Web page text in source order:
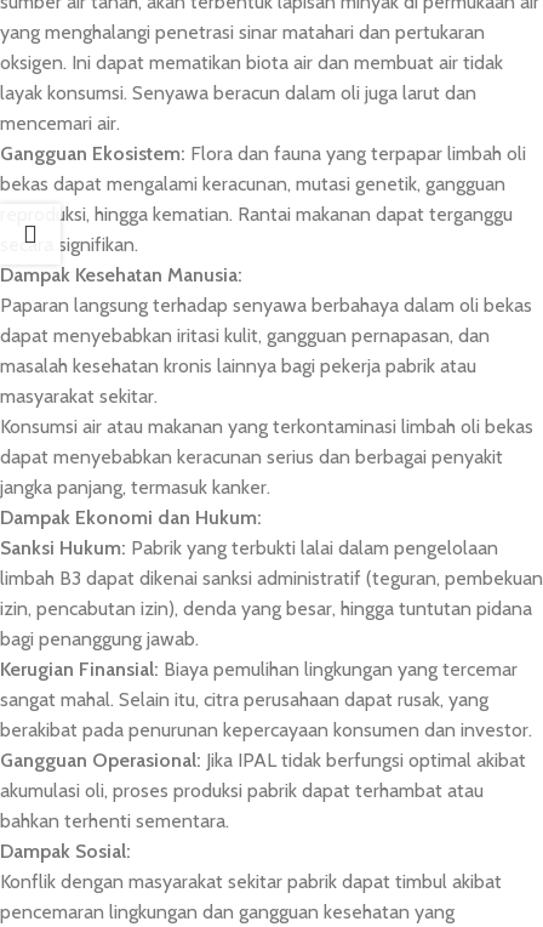
yang menghalangi penetrasi sinar matahari dan pertukaran
oksigen. Ini dapat mematikan biota air dan membuat air tidak
layak konsumsi. Senyawa beracun dalam oli juga larut dan
mencemari air.
Gangguan Ekosistem: Flora dan fauna yang terpapar limbah oli
bekas dapat mengalami keracunan, mutasi genetik, gangguan
reproduksi, hingga kematian. Rantai makanan dapat terganggu
secara signifikan.
Dampak Kesehatan Manusia:
Paparan langsung terhadap senyawa berbahaya dalam oli bekas
dapat menyebabkan iritasi kulit, gangguan pernapasan, dan
masalah kesehatan kronis lainnya bagi pekerja pabrik atau
masyarakat sekitar.
Konsumsi air atau makanan yang terkontaminasi limbah oli bekas
dapat menyebabkan keracunan serius dan berbagai penyakit
jangka panjang, termasuk kanker.
Dampak Ekonomi dan Hukum:
Sanksi Hukum: Pabrik yang terbukti lalai dalam pengelolaan
limbah B3 dapat dikenai sanksi administratif (teguran, pembekuan
izin, pencabutan izin), denda yang besar, hingga tuntutan pidana
bagi penanggung jawab.
Kerugian Finansial: Biaya pemulihan lingkungan yang tercemar
sangat mahal. Selain itu, citra perusahaan dapat rusak, yang
berakibat pada penurunan kepercayaan konsumen dan investor.
Gangguan Operasional: Jika IPAL tidak berfungsi optimal akibat
akumulasi oli, proses produksi pabrik dapat terhambat atau
bahkan terhenti sementara.
Dampak Sosial:
Konflik dengan masyarakat sekitar pabrik dapat timbul akibat
pencemaran lingkungan dan gangguan kesehatan yang